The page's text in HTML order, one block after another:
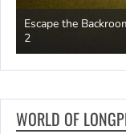
Moonlight Peaks –
WORLD OF